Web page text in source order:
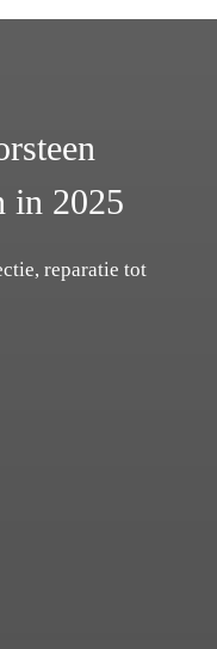
in 2025
reparatie tot